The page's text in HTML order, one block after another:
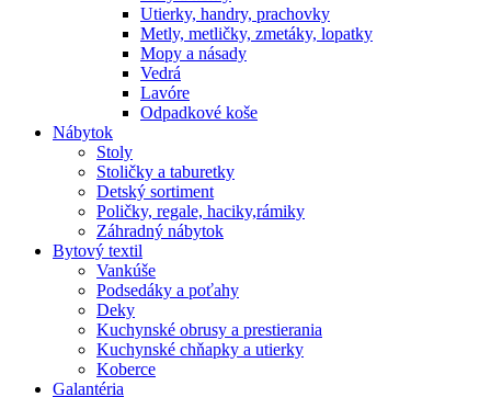
Utierky, handry, prachovky
Metly, metličky, zmetáky, lopatky
Mopy a násady
Vedrá
Lavóre
Odpadkové koše
Nábytok
Stoly
Stoličky a taburetky
Detský sortiment
Poličky, regale, haciky,rámiky
Záhradný nábytok
Bytový textil
Vankúše
Podsedáky a poťahy
Deky
Kuchynské obrusy a prestierania
Kuchynské chňapky a utierky
Koberce
Galantéria